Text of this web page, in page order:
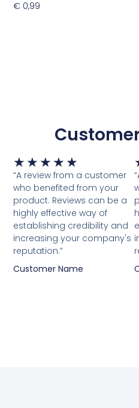
€ 0,99
★ ★ ★ ★ ★
5
van
5
“A review from a customer
who benefited from your
product. Reviews can be a
highly effective way of
establishing credibility and
increasing your company's
reputation.”
Customer Name